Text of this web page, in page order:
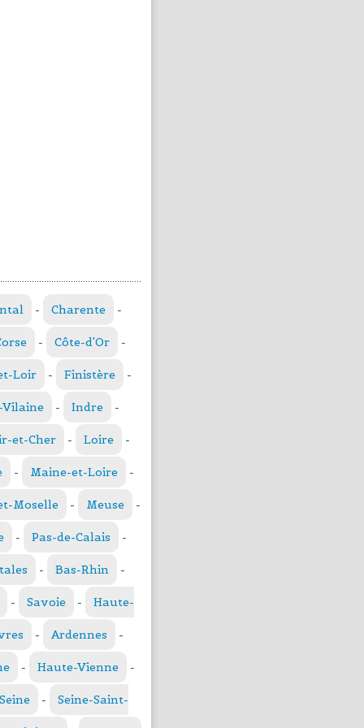
- Charente -
- Côte-d'Or -
Loir - Finistère -
- Indre -
et-Cher - Loire -
- Maine-et-Loire -
Moselle - Meuse -
- Pas-de-Calais -
- Bas-Rhin -
- Savoie - Haute-
- Ardennes -
- Haute-Vienne -
- Seine-Saint-